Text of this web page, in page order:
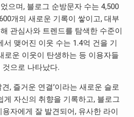
으며, 블로그 순방문자 수는 4,500
개의 새로운 기록이 쌓이고, 대부
관심사와 트렌드를 탐색한 수준이
맺어진 이웃 수는 1.4억 건을 기
로운 이웃이 탄생하는 등 이용자들
으로 나타났다.
, 즐거운 연결’이라는 새로운 슬로
게 자신의 취향을 기록하고, 블로그
자에게 잘 발견되어, 유사한 라이